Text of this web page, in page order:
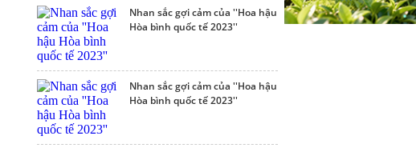
Nhan sắc gợi cảm của ''Hoa hậu
Hòa bình quốc tế 2023''
Nhan sắc gợi cảm của ''Hoa hậu
Hòa bình quốc tế 2023''